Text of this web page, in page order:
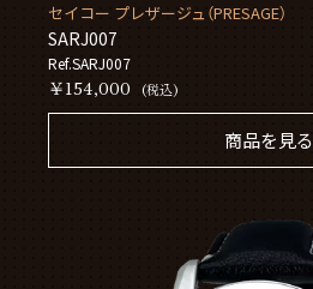
セイコー プレザージュ（PRESAGE）
SARJ007
Ref.SARJ007
￥154,000 (税込)
商品を見る